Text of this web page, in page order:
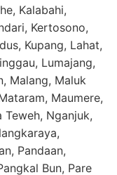
Kalabahi,
Kertosono,
Kupang, Lahat,
Lumajang,
Malang, Maluk
Maumere,
Nganjuk,
Pandaan,
Bun, Pare